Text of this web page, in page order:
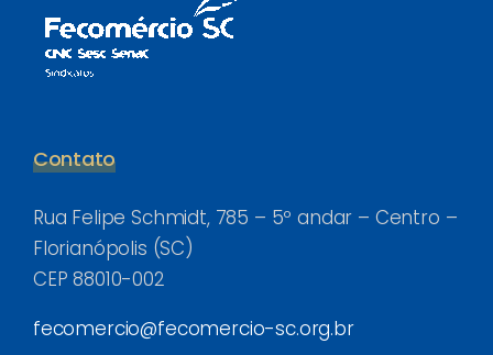
Contato
Rua Felipe Schmidt, 785 – 5º andar – Centro –
Florianópolis (SC)
CEP 88010-002
fecomercio@fecomercio-sc.org.br